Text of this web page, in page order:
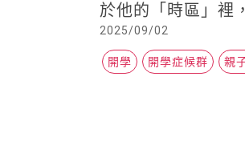
於他的「時區」裡
2025/09/02
開學 開學症候群 親